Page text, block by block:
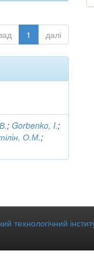
1 далі
; Gorbenko, I.;
О.М.;
технологічний